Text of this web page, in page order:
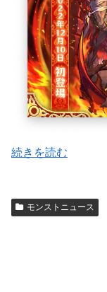
続きを読む
モンストニュース